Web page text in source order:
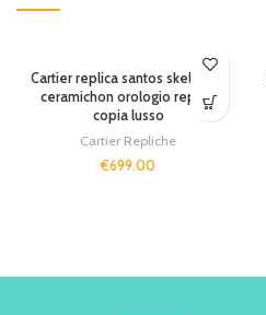
Cartier replica santos skeletron
ceramichon orologio replica
copia lusso
Cartier Repliche
€699.00